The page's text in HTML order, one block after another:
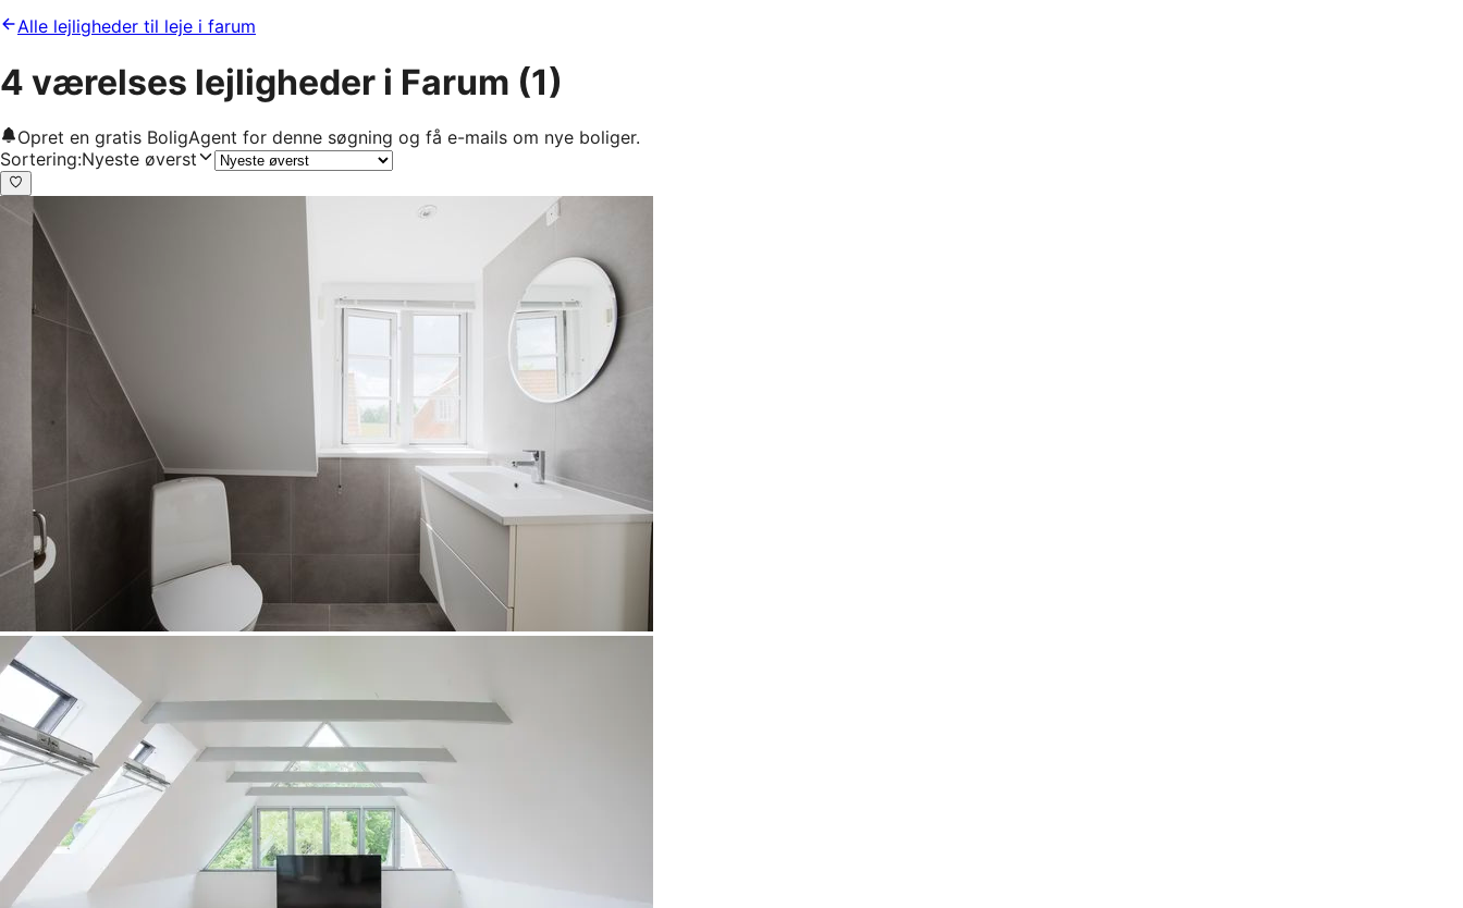
Alle lejligheder til leje i farum
4 værelses lejligheder i Farum (1)
Opret en gratis BoligAgent for denne søgning og få e-mails om nye boliger.
Sortering:Nyeste øverst